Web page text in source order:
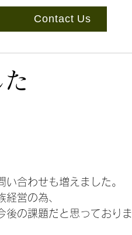
Contact Us
合わせも増えました。
営の為、
後の課題だと思っておりま